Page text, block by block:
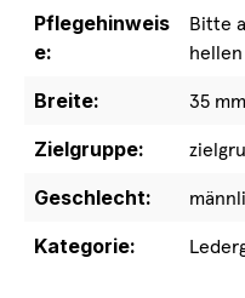
Pflegehinweis
e:
Bitte
Breite:
35 mm
Zielgruppe:
Geschlecht:
Kategorie: